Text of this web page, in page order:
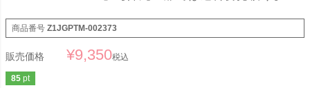
商品番号 Z1JGPTM-002373
販売価格 ¥9,350税込
85 pt